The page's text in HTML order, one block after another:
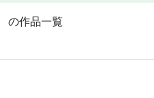
の作品一覧